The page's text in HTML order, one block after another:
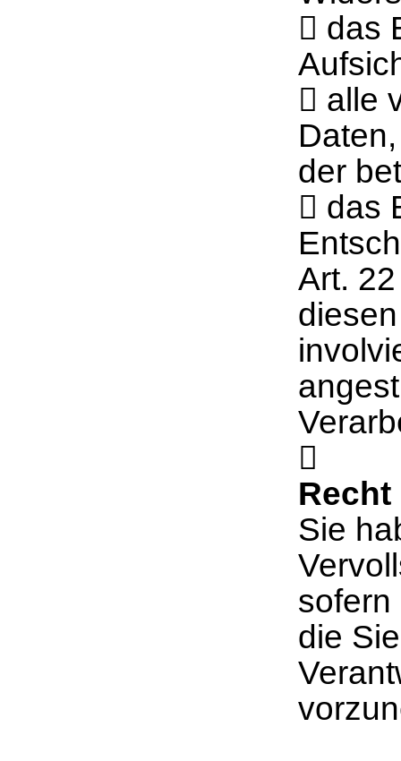
 das
 alle
der
 das
Art.

Recht
Sie
sofern
die